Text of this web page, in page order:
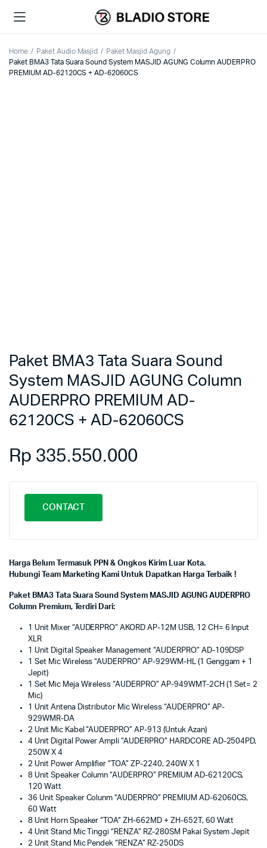
Home Paket Audio Masjid
Paket Masjid Agung
Paket BMA3 Tata Suara Sound System MASJID AGUNG Column AUDERPRO
PREMIUM AD-62120CS + AD-62060CS
Paket BMA3 Tata Suara Sound
System MASJID AGUNG Column
AUDERPRO PREMIUM AD-
62120CS + AD-62060CS
Rp 335.550.000
CONTACT
Harga Belum Termasuk PPN & Ongkos Kirim Luar Kota.
Hubungi Team Marketing Kami Untuk Dapatkan Harga Terbaik !
Paket BMA3 Tata Suara Sound System MASJID AGUNG AUDERPRO
Column Premium, Terdiri Dari:
1 Unit Mixer “AUDERPRO” AKORD AP-12M USB, 12 CH= 6 Input
XLR
1 Unit Digital Speaker Management “AUDERPRO” AD-109DSP
1 Set Mic Wireless “AUDERPRO” AP-929WM-HL (1 Genggam + 1
Jepit)
1 Set Mic Meja Wireless “AUDERPRO” AP-949WMT-2CH (1 Set= 2
Mic)
1 Unit Antena Distributor Mic Wireless “AUDERPRO” AP-
929WMR-DA
2 Unit Mic Kabel “AUDERPRO” AP-913 (Untuk Azan)
4 Unit Digital Power Ampli “AUDERPRO” HARDCORE AD-2504PD,
250W X 4
2 Unit Power Amplifier “TOA” ZP-2240, 240W X 1
8 Unit Speaker Column “AUDERPRO” PREMIUM AD-62120CS,
120 Watt
36 Unit Speaker Colunm “AUDERPRO” PREMIUM AD-62060CS,
60 Watt
8 Unit Horn Speaker “TOA” ZH-662MD + ZH-652T, 60 Watt
4 Unit Stand Mic Tinggi “RENZA” RZ-280SM Pakai System Jepit
2 Unit Stand Mic Pendek “RENZA” RZ-250DS